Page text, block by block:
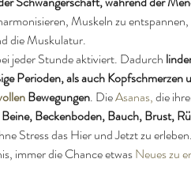
Muskeln zu
die Muskulatur.
jeder Stunde aktiviert. Dadurch
Perioden, als auch Kopfschmerzen
Bewegungen. Die Asanas, die
Beine, Beckenboden, Bauch, Brust,
Stress das Hier und Jetzt zu erleben.
immer die Chance etwas Neues zu